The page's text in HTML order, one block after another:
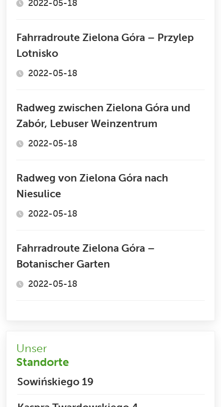
2022-05-18
Fahrradroute Zielona Góra – Przylep
Lotnisko
2022-05-18
Radweg zwischen Zielona Góra und
Zabór, Lebuser Weinzentrum
2022-05-18
Radweg von Zielona Góra nach
Niesulice
2022-05-18
Fahrradroute Zielona Góra –
Botanischer Garten
2022-05-18
Unser
Standorte
Sowińskiego 19